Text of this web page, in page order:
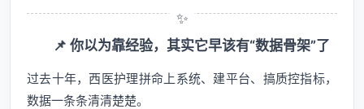
📌 你以为靠经验，其实它早该有“数据骨架”了
过去十年，西医护理拼命上系统、建平台、搞质控指标，
数据一条条清清楚楚。